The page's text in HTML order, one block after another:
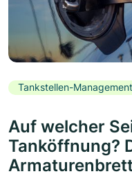
Tankstellen-Management
Auf welcher
Tanköffnung?